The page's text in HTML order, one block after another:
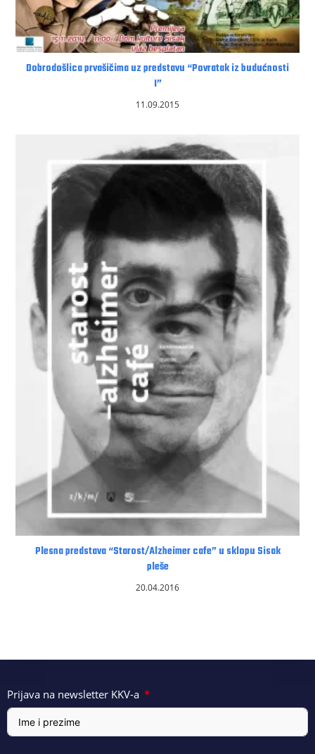
Dobrodošlica prvašičima uz predstavu “Povratak iz budućnosti
I”
11.09.2015
Plesna predstava “Starost/Alzheimer cafe” u sklopu Sisak
pleše
20.04.2016
Prijava na newsletter KKV-a